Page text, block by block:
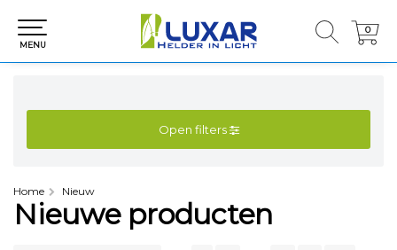
0
0
MENU
Open filters
Home Nieuw
Nieuwe producten